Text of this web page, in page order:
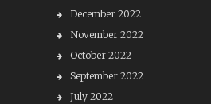
December 2022
November 2022
October 2022
September 2022
July 2022